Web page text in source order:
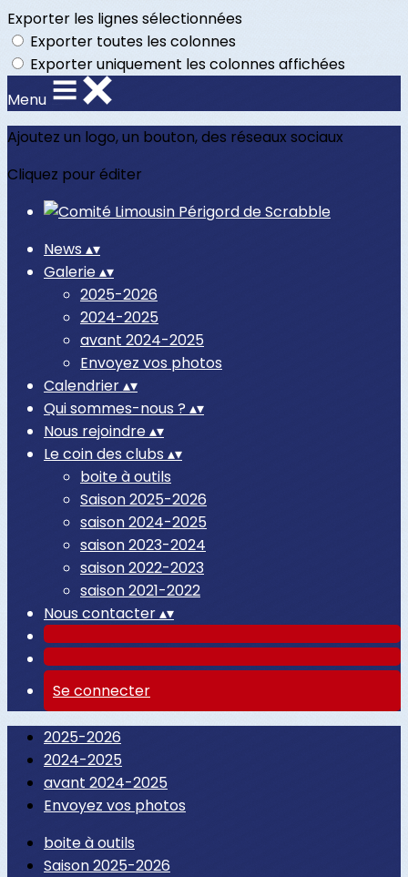
Exporter les lignes sélectionnées
Exporter toutes les colonnes
Exporter uniquement les colonnes affichées
Menu
Ajoutez un logo, un bouton, des réseaux sociaux
Cliquez pour éditer
News ▴▾
Galerie▴▾
2025-2026
2024-2025
avant 2024-2025
Envoyez vos photos
Calendrier▴▾
Qui sommes-nous ? ▴▾
Nous rejoindre▴▾
Le coin des clubs ▴▾
boite à outils
Saison 2025-2026
saison 2024-2025
saison 2023-2024
saison 2022-2023
saison 2021-2022
Nous contacter▴▾
Se connecter
2025-2026
2024-2025
avant 2024-2025
Envoyez vos photos
boite à outils
Saison 2025-2026